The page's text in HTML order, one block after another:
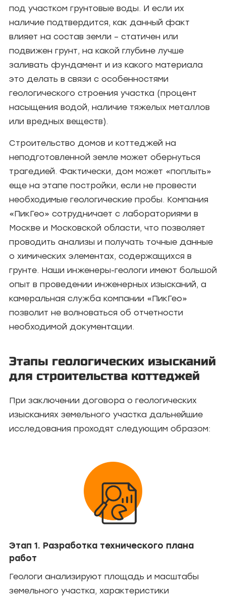
под участком грунтовые воды. И если их
наличие подтвердится, как данный факт
влияет на состав земли – статичен или
подвижен грунт, на какой глубине лучше
заливать фундамент и из какого материала
это делать в связи с особенностями
геологического строения участка (процент
насыщения водой, наличие тяжелых металлов
или вредных веществ).
Строительство домов и коттеджей на
неподготовленной земле может обернуться
трагедией. Фактически, дом может «поплыть»
еще на этапе постройки, если не провести
необходимые геологические пробы. Компания
«ПикГео» сотрудничает с лабораториями в
Москве и Московской области, что позволяет
проводить анализы и получать точные данные
о химических элементах, содержащихся в
грунте. Наши инженеры-геологи имеют большой
опыт в проведении инженерных изысканий, а
камеральная служба компании «ПикГео»
позволит не волноваться об отчетности
необходимой документации.
Этапы геологических изысканий
для строительства коттеджей
При заключении договора о геологических
изысканиях земельного участка дальнейшие
исследования проходят следующим образом:
Этап 1. Разработка технического плана
работ
Геологи анализируют площадь и масштабы
земельного участка, характеристики